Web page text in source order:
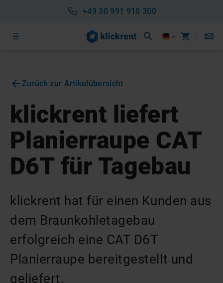
+49 30 991 910 300
Zurück zur Artikelübersicht
klickrent liefert
Planierraupe CAT
D6T für Tagebau
klickrent hat für einen Kunden aus
dem Braunkohletagebau
erfolgreich eine CAT D6T
Planierraupe bereitgestellt und
geliefert.